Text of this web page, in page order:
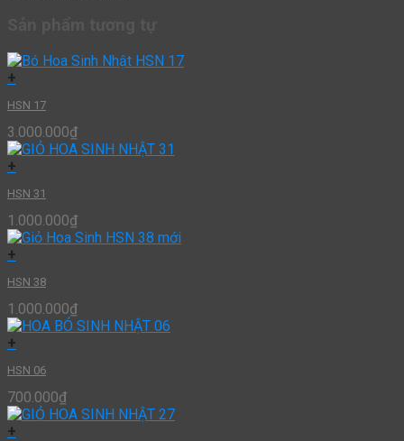
+
HSN 17
3.000.000₫
+
HSN 31
1.000.000₫
+
HSN 38
1.000.000₫
+
HSN 06
700.000₫
+